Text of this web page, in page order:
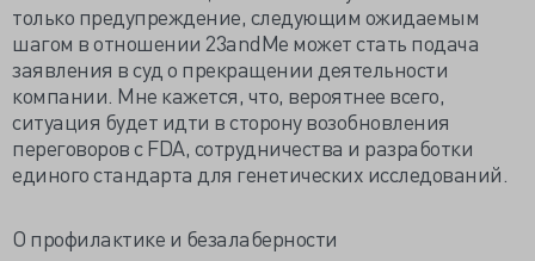
только предупреждение, следующим ожидаемым
шагом в отношении 23andMe может стать подача
заявления в суд о прекращении деятельности
компании. Мне кажется, что, вероятнее всего,
ситуация будет идти в сторону возобновления
переговоров с FDA, сотрудничества и разработки
единого стандарта для генетических исследований.
О профилактике и безалаберности